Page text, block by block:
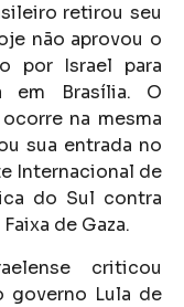
retirou seu
não aprovou o
por Israel para
em Brasília. O
na mesma
sua entrada no
Internacional de
do Sul contra
de Gaza.
criticou
governo Lula de